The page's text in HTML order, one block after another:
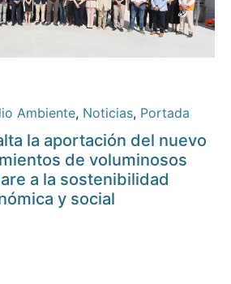
Ambiente, Noticias, Portada
la aportación del nuevo
de voluminosos
a la sostenibilidad
y social